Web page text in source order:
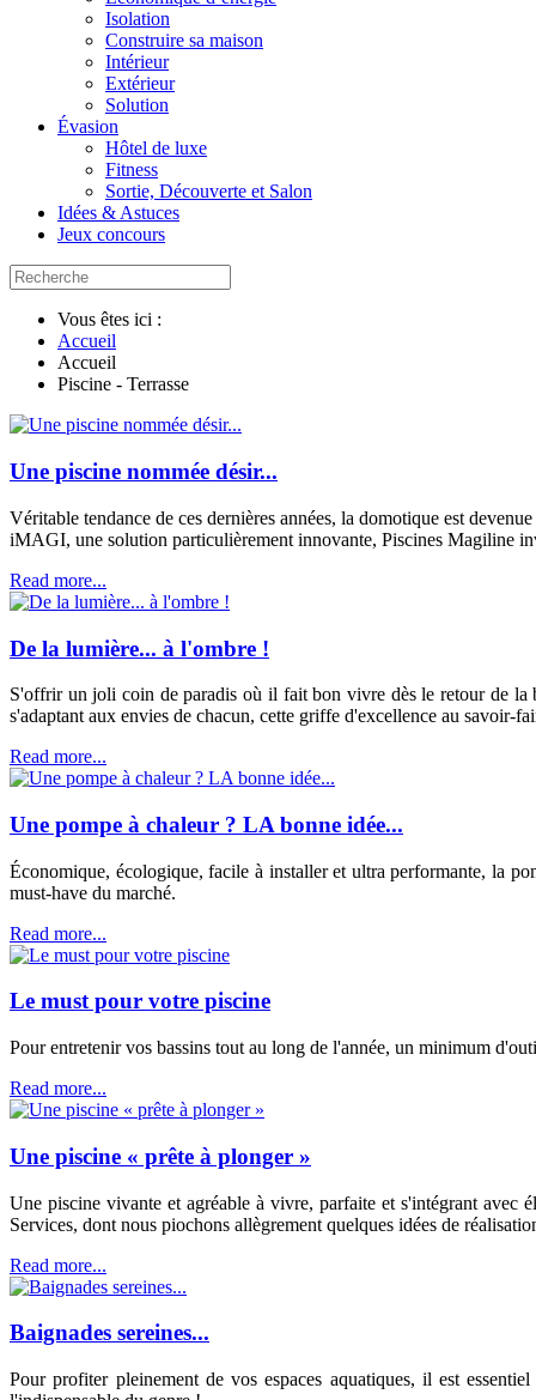
Isolation
Construire sa maison
Intérieur
Extérieur
Solution
Évasion
Hôtel de luxe
Fitness
Sortie, Découverte et Salon
Idées & Astuces
Jeux concours
Vous êtes ici :
Accueil
Accueil
Piscine - Terrasse
Une piscine nommée désir...
Véritable tendance de ces dernières années, la domotique est
iMAGI, une solution particulièrement innovante, Piscines Magiline
Read more...
De la lumière... à l'ombre !
S'offrir un joli coin de paradis où il fait bon vivre dès le retour de la
s'adaptant aux envies de chacun, cette griffe d'excellence au savoir-
Read more...
Une pompe à chaleur ? LA bonne idée...
Économique, écologique, facile à installer et ultra performante, la
must-have du marché.
Read more...
Le must pour votre piscine
Pour entretenir vos bassins tout au long de l'année, un minimum
Read more...
Une piscine « prête à plonger »
Une piscine vivante et agréable à vivre, parfaite et s'intégrant avec
Services, dont nous piochons allègrement quelques idées de
Read more...
Baignades sereines...
Pour profiter pleinement de vos espaces aquatiques, il est